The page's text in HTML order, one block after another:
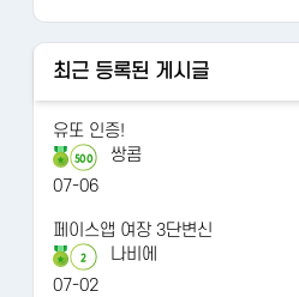
개인정보처리방침
최근 등록된 게시글
유또 인증!
500
쌍콤
07-06
페이스앱 여장 3단변신
2
나비에
07-02